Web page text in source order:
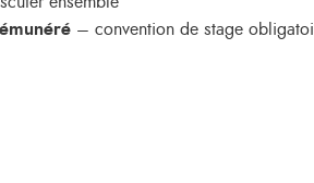
– convention de stage